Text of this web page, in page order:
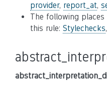
provider, report_at,
The following
this rule: Stylechecks,